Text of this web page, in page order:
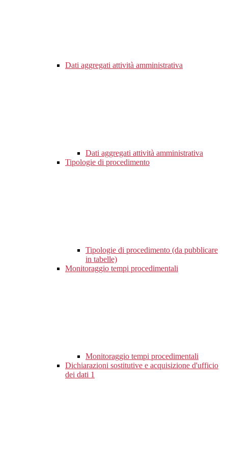
Dati aggregati attività amministrativa
Dati aggregati attività amministrativa
Tipologie di procedimento
Tipologie di procedimento (da pubblicare
in tabelle)
Monitoraggio tempi procedimentali
Monitoraggio tempi procedimentali
Dichiarazioni sostitutive e acquisizione d'ufficio
dei dati 1